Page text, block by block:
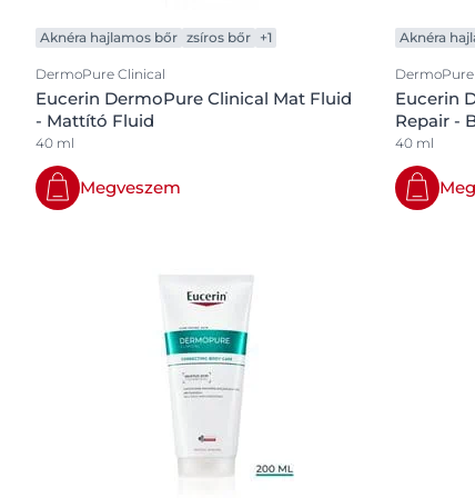
Érzékeny
Izzadás
Fejbőr- és hajproblémák
Érzékeny bőr
Fényvédelem
Izzadás
Aknéra hajlamos bőr zsíros bőr +1
DermoPure Clinical
Eucerin DermoPure Clinical Mat Fluid
- Mattító Fluid
40 ml
Megveszem
Aknéra
Eucerin
Repair -
40 ml